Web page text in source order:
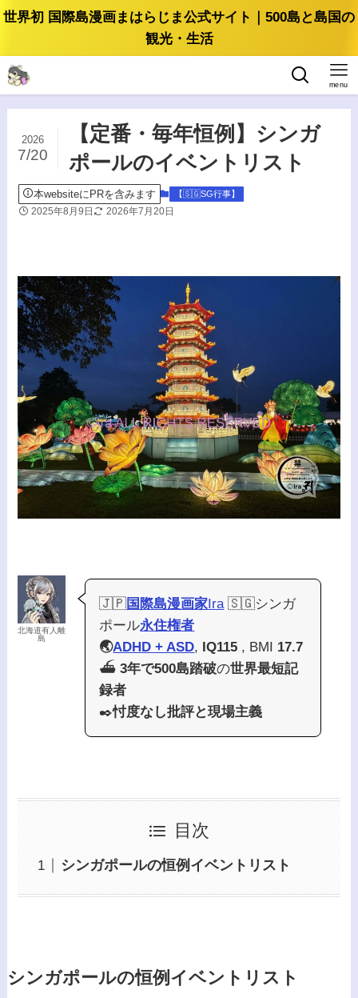
世界初 国際島漫画まはらじま公式サイト｜500島と島国の
観光・生活
menu
【定番・毎年恒例】シンガ
ポールのイベントリスト
2026
7/20
本websiteにPRを含みます 【🇸🇬SG行事】
2025年8月9日 2026年7月20日
北海道有人離
島
🇯🇵国際島漫画家 Ira🇸🇬シンガ
ポール永住権者
🌏ADHD + ASD, IQ115 , BMI 17.7
⛴️3年で500島踏破の世界最短記
録者
✒️忖度なし批評と現場主義
目次
シンガポールの恒例イベントリスト
シンガポールの恒例イベントリスト